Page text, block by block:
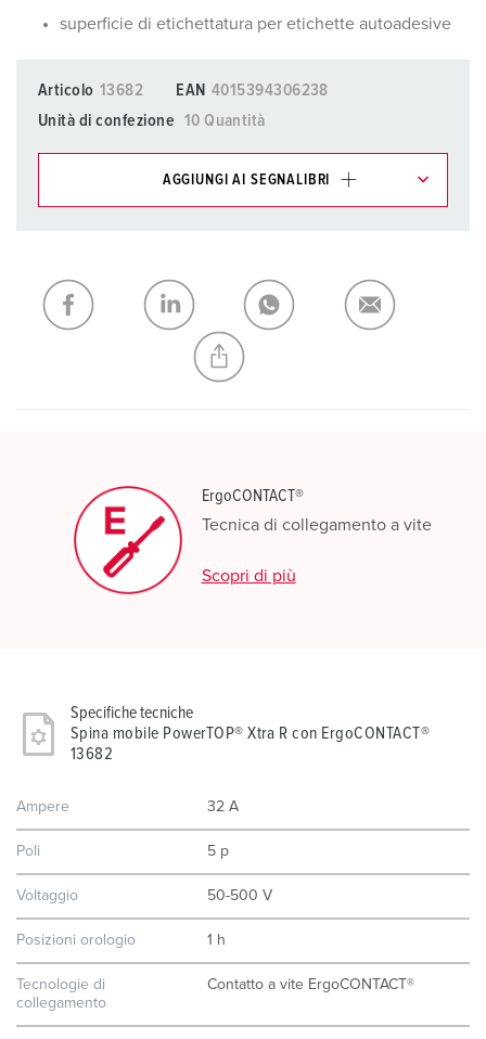
superficie di etichettatura per etichette autoadesive
Articolo 13682 EAN 4015394306238
Unità di confezione
10 Quantità
AGGIUNGI AI SEGNALIBRI
CREA NUOVA LISTA
ErgoCONTACT®
Tecnica di collegamento a vite
Scopri di più
Specifiche tecniche
Spina mobile PowerTOP® Xtra R con ErgoCONTACT®
13682
Ampere 32 A
Poli 5 p
Voltaggio 50-500 V
Posizioni orologio 1 h
Tecnologie di
collegamento
Contatto a vite ErgoCONTACT®